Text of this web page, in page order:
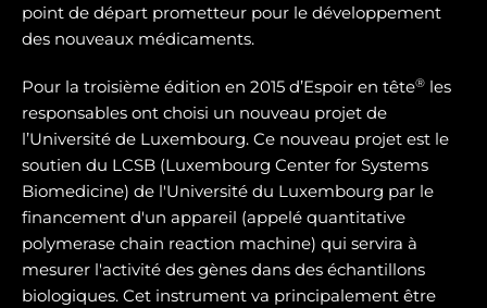
point de départ prometteur pour le développement
des nouveaux médicaments.
Pour la troisième édition en 2015 d’Espoir en tête® les
responsables ont choisi un nouveau projet de
l’Université de Luxembourg. Ce nouveau projet est le
soutien du LCSB (Luxembourg Center for Systems
Biomedicine) de l'Université du Luxembourg par le
financement d'un appareil (appelé quantitative
polymerase chain reaction machine) qui servira à
mesurer l'activité des gènes dans des échantillons
biologiques. Cet instrument va principalement être